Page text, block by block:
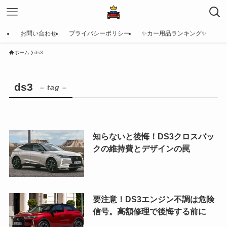
お問い合わせ プライバシーポリシー ✨カー用品ランキング✨
ホーム ds3
ds3 – tag –
知らないと後悔！DS3クロスバッ
クの維持費とデザインの罠
要注意！DS3エンジン不調は危険
信号。高額修理で後悔する前に